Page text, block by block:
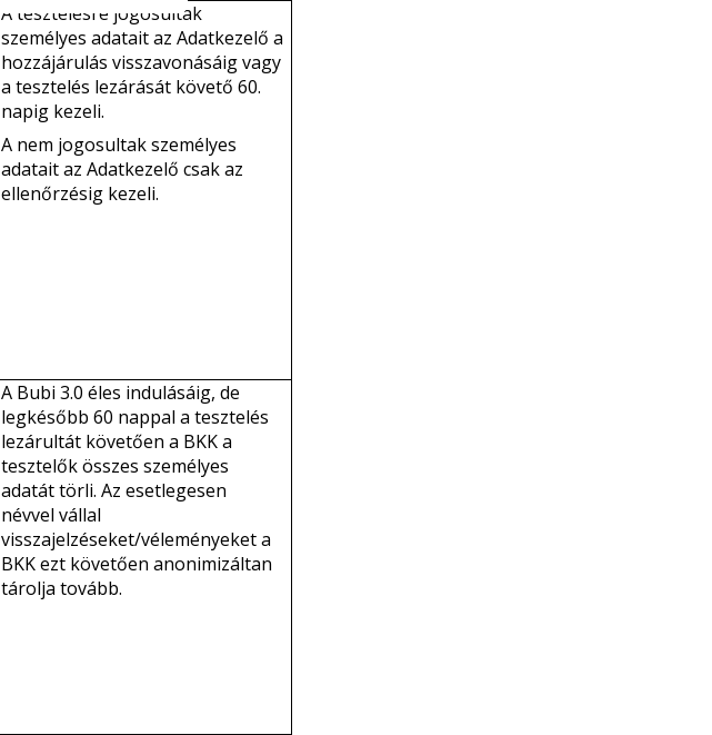
A tesztelésre jogosultak
személyes adatait az Adatkezelő a
hozzájárulás visszavonásáig vagy
a tesztelés lezárását követő 60.
napig kezeli.
A nem jogosultak személyes
adatait az Adatkezelő csak az
ellenőrzésig kezeli.
A Bubi 3.0 éles indulásáig, de
legkésőbb 60 nappal a tesztelés
lezárultát követően a BKK a
tesztelők összes személyes
adatát törli. Az esetlegesen
névvel vállal
visszajelzéseket/véleményeket a
BKK ezt követően anonimizáltan
tárolja tovább.